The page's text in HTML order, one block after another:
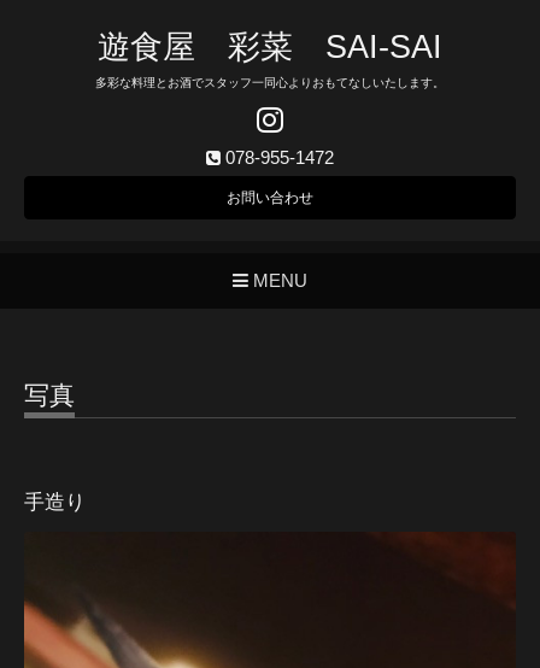
遊食屋 彩菜 SAI‐SAI
多彩な料理とお酒でスタッフ一同心よりおもてなしいたします。
078-955-1472
お問い合わせ
MENU
写真
手造り